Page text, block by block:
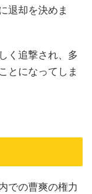
退却を決めま
く追撃され、多
とになってしま
での曹爽の権力